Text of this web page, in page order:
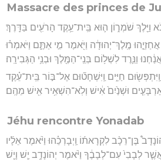
Massacre des princes de
וַיֵּ֖לֶךְ שֹׁמְר֑וֹן ה֛וּא בֵּֽית־עֵ֥קֶד הָרֹעִ֖ים בַּדָּֽרֶךְ׃
מֶֽלֶךְ־יְהוּדָ֔ה וַיֹּ֖אמֶר מִ֣י אַתֶּ֑ם וַיֹּאמְר֗וּ
וַנֵּ֛רֶד לִשְׁל֥וֹם בְּנֵֽי־הַמֶּ֖לֶךְ וּבְנֵ֥י הַגְּבִירָֽה׃
חַיִּ֑ים וַֽיִּשְׁחָט֞וּם אֶל־בּ֣וֹר בֵּֽית־עֵ֗קֶד
וּשְׁנַ֙יִם֙ אִ֔ישׁ וְלֹֽא־הִשְׁאִ֥יר אִ֖ישׁ מֵהֶֽם׃
Jéhu rencontre Yonadab
בֶּן־רֵכָ֨ב לִקְרָאת֜וֹ וַֽיְבָרְכֵ֗הוּ וַיֹּ֨אמֶר אֵלָ֜יו
לְבָבִי֙ עִם־לְבָבֶ֔ךָ וַיֹּ֨אמֶר יְהוֹנָדָ֥ב יֵ֛שׁ וָיֵ֖שׁ